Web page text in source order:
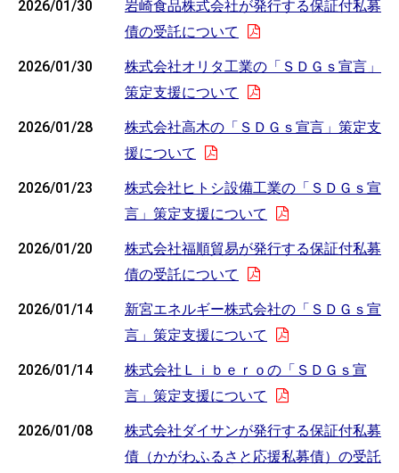
2026/01/30
岩崎食品株式会社が発行する保証付私募
債の受託について
2026/01/30
株式会社オリタ工業の「ＳＤＧｓ宣言」
策定支援について
2026/01/28
株式会社高木の「ＳＤＧｓ宣言」策定支
援について
2026/01/23
株式会社ヒトシ設備工業の「ＳＤＧｓ宣
言」策定支援について
2026/01/20
株式会社福順貿易が発行する保証付私募
債の受託について
2026/01/14
新宮エネルギー株式会社の「ＳＤＧｓ宣
言」策定支援について
2026/01/14
株式会社Ｌｉｂｅｒｏの「ＳＤＧｓ宣
言」策定支援について
2026/01/08
株式会社ダイサンが発行する保証付私募
債（かがわふるさと応援私募債）の受託